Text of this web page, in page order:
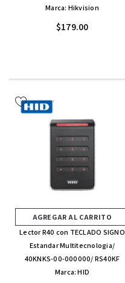
Marca: Hikvision
$179.00
AGREGAR AL CARRITO
Lector R40 con TECLADO SIGNO
Estandar Multitecnologia/
40KNKS-00-000000/ RS40KF
Marca: HID